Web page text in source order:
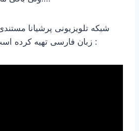
شبکه تلویزیونی پرشیانا
زبان فارسی تهیه کرده است که در زیر می‌بینید :